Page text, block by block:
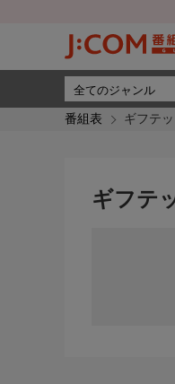
番組表 ギフテ
ギフテ